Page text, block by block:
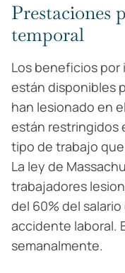
Prestaciones
temporal
Los beneficios por
están disponibles
han lesionado en
están restringidos
tipo de trabajo
La ley de
trabajadores
del 60% del
accidente laboral.
semanalmente.